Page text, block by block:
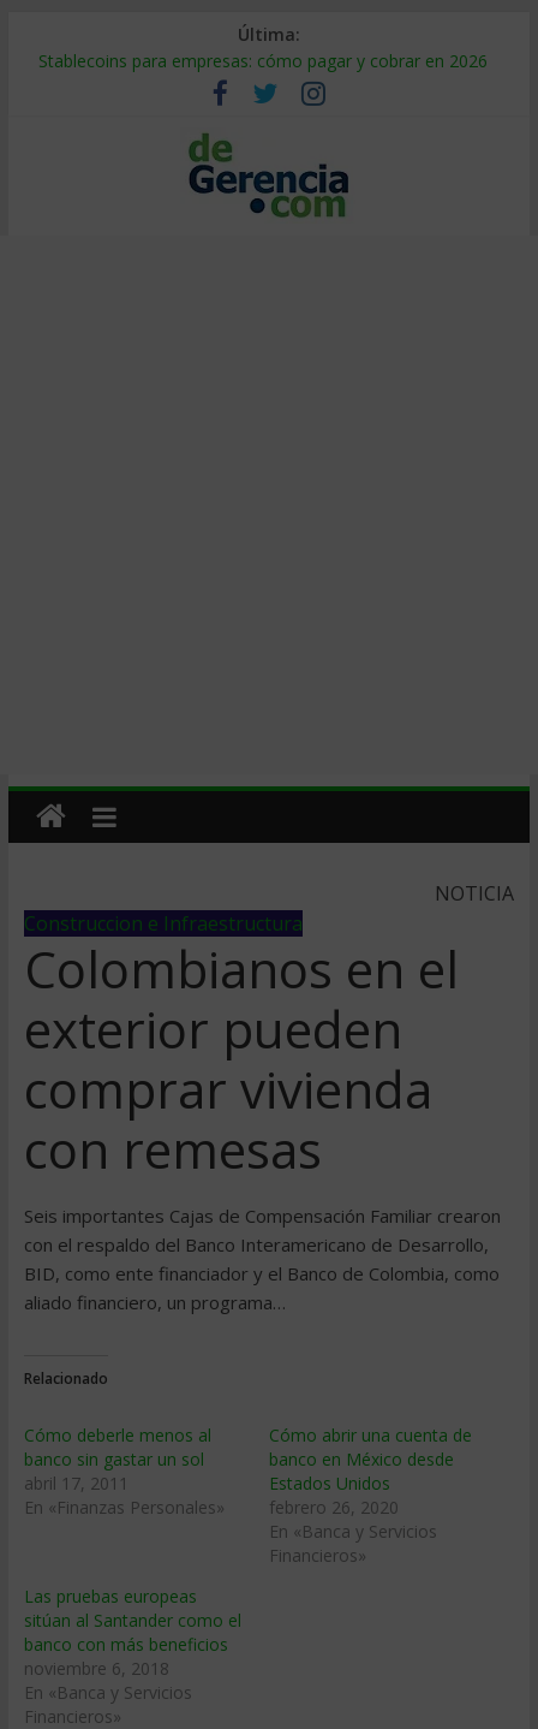
Última:
Stablecoins para empresas: cómo pagar y cobrar en 2026
Despido silencioso: qué es y por qué sale tan caro
IA en selección de personal: cómo auditarla a tiempo
Trabajo forzoso en la cadena de suministro: qué hacer
Mercado hispano de EE. UU.: cómo segmentarlo y venderle
NOTICIA
Construccion e Infraestructura
Colombianos en el
exterior pueden
comprar vivienda
con remesas
Seis importantes Cajas de Compensación Familiar crearon
con el respaldo del Banco Interamericano de Desarrollo,
BID, como ente financiador y el Banco de Colombia, como
aliado financiero, un programa…
Relacionado
Cómo deberle menos al
banco sin gastar un sol
abril 17, 2011
En «Finanzas Personales»
Cómo abrir una cuenta de
banco en México desde
Estados Unidos
febrero 26, 2020
En «Banca y Servicios
Financieros»
Las pruebas europeas
sitúan al Santander como el
banco con más beneficios
noviembre 6, 2018
En «Banca y Servicios
Financieros»